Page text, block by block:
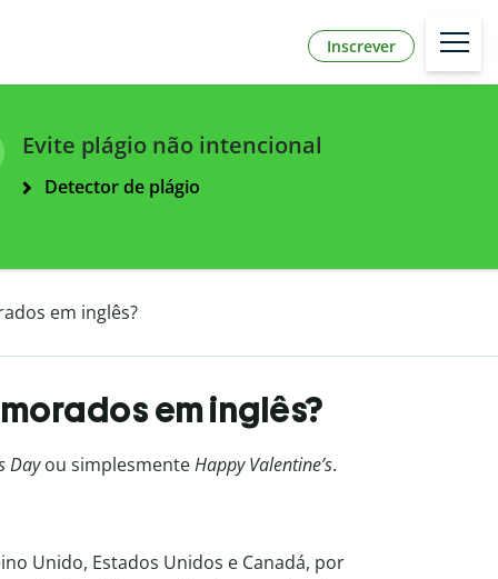
Inscrever
Evite plágio não intencional
Detector de plágio
em inglês?
em inglês?
Dayou simplesmenteHappy Valentine’s.
Unido, Estados Unidos e Canadá, por